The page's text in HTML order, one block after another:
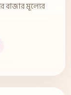
বাজার মূল্যের